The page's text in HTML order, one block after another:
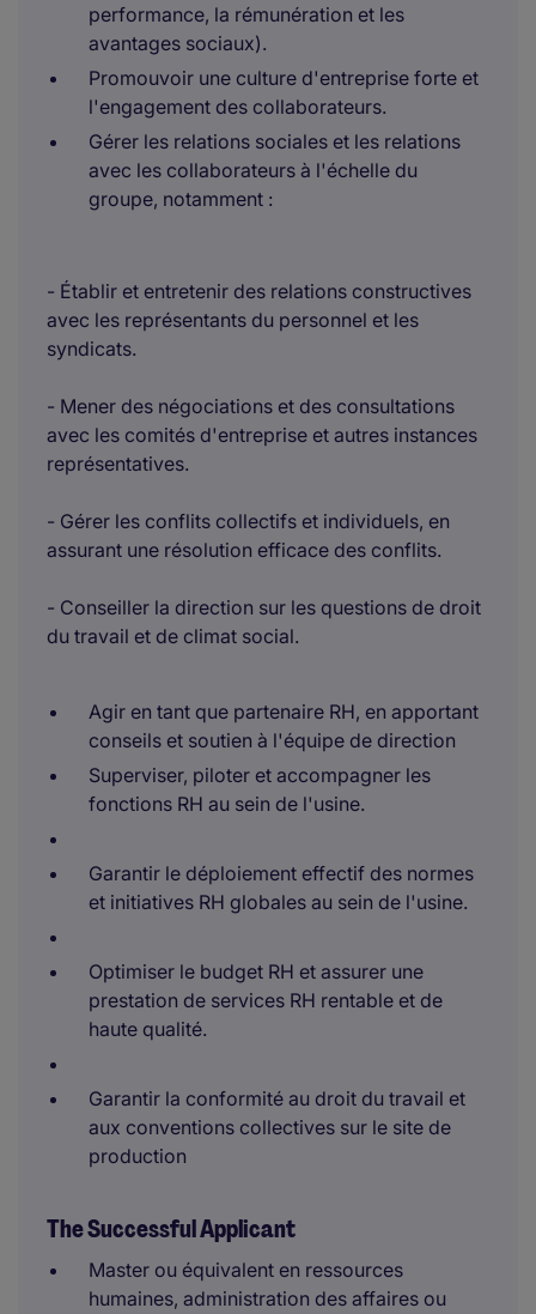
performance, la rémunération et les
avantages sociaux).
Promouvoir une culture d'entreprise forte et
l'engagement des collaborateurs.
Gérer les relations sociales et les relations
avec les collaborateurs à l'échelle du
groupe, notamment :
- Établir et entretenir des relations constructives
avec les représentants du personnel et les
syndicats.
- Mener des négociations et des consultations
avec les comités d'entreprise et autres instances
représentatives.
- Gérer les conflits collectifs et individuels, en
assurant une résolution efficace des conflits.
- Conseiller la direction sur les questions de droit
du travail et de climat social.
Agir en tant que partenaire RH, en apportant
conseils et soutien à l'équipe de direction
Superviser, piloter et accompagner les
fonctions RH au sein de l'usine.
Garantir le déploiement effectif des normes
et initiatives RH globales au sein de l'usine.
Optimiser le budget RH et assurer une
prestation de services RH rentable et de
haute qualité.
Garantir la conformité au droit du travail et
aux conventions collectives sur le site de
production
The Successful Applicant
Master ou équivalent en ressources
humaines, administration des affaires ou